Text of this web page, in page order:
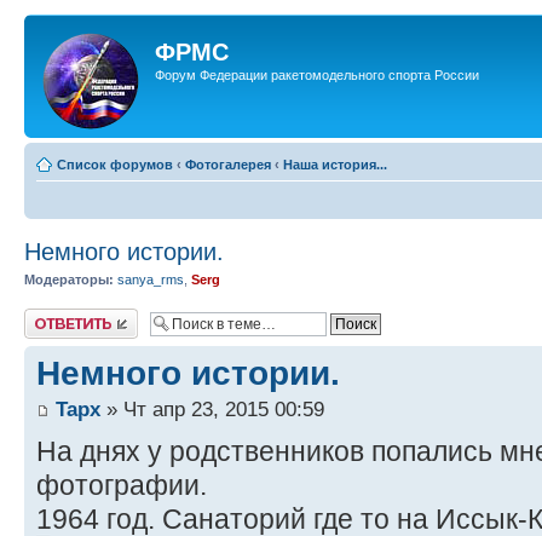
ФРМС
Форум Федерации ракетомодельного спорта России
Список форумов ‹ Фотогалерея ‹ Наша история...
Немного истории.
Модераторы: sanya_rms Serg
Ответить
Немного истории.
Tapx » Чт апр 23, 2015 00:59
На днях у родственников попались
фотографии.
1964 год. Санаторий где то на Иссык-